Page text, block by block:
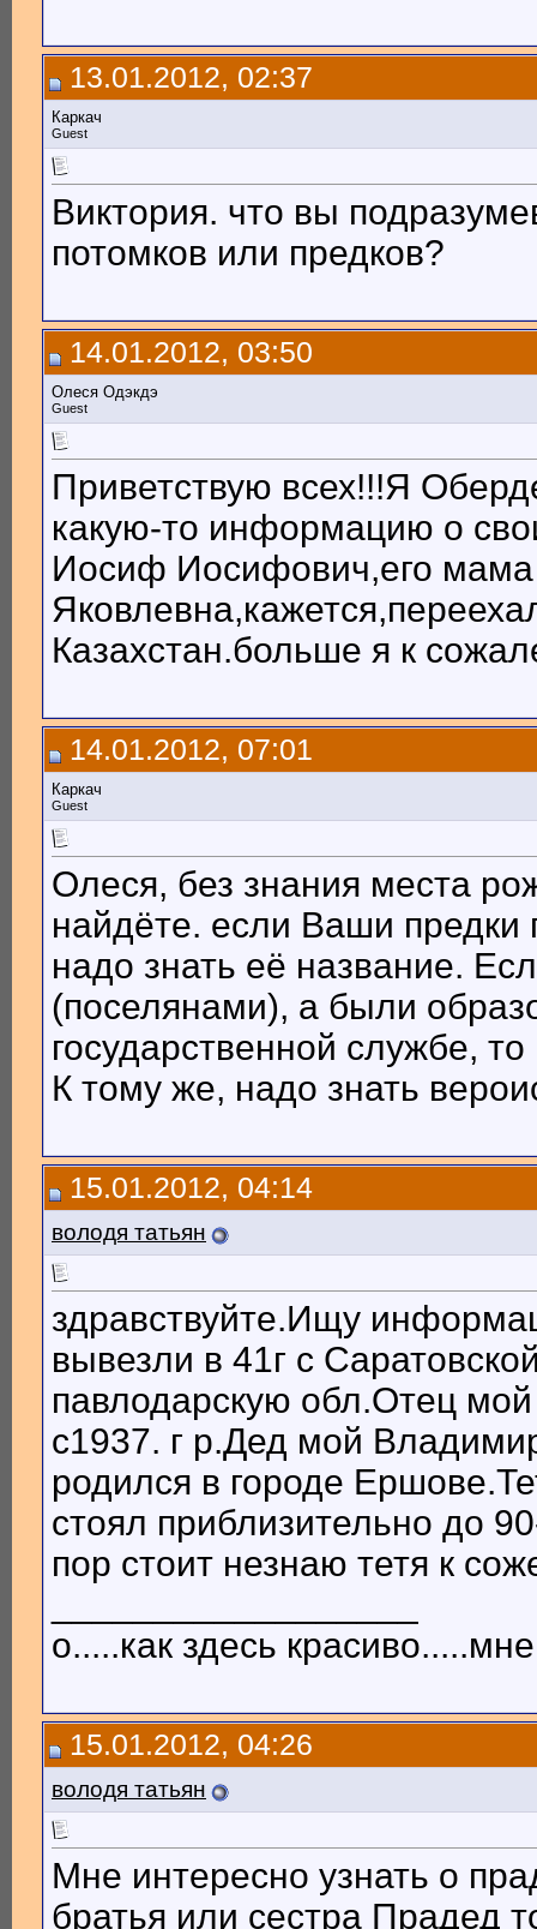
13.01.2012, 02:37
Каркач
Guest
Виктория. что вы
потомков или предков?
14.01.2012, 03:50
Олеся Одэкдэ
Guest
Приветствую всех!!!Я
какую-то информацию о
Иосиф Иосифович,его
Казахстан.больше я к
14.01.2012, 07:01
Каркач
Guest
Олеся, без знания места
найдёте. если Ваши предки
надо знать её название.
(поселянами), а были
государственной службе,
К тому же, надо знать
15.01.2012, 04:14
володя татьян
здравствуйте.Ищу
вывезли в 41г с
павлодарскую обл.Отец
с1937. г р.Дед мой
родился в городе
стоял приблизительно до
пор стоит незнаю тетя к
о.....как здесь
15.01.2012, 04:26
володя татьян
Мне интересно узнать о
братья или сестра Прадед